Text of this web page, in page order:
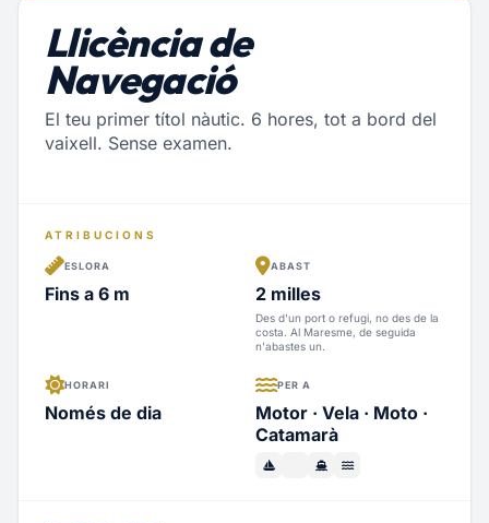
Llicència de
Navegació
El teu primer títol nàutic. 6 hores, tot a bord del
vaixell. Sense examen.
ATRIBUCIONS
ESLORA
Fins a 6 m
ABAST
2 milles
Des d'un port o refugi, no des de la
costa. Al Maresme, de seguida
n'abastes un.
HORARI
Només de dia
PER A
Motor · Vela · Moto ·
Catamarà